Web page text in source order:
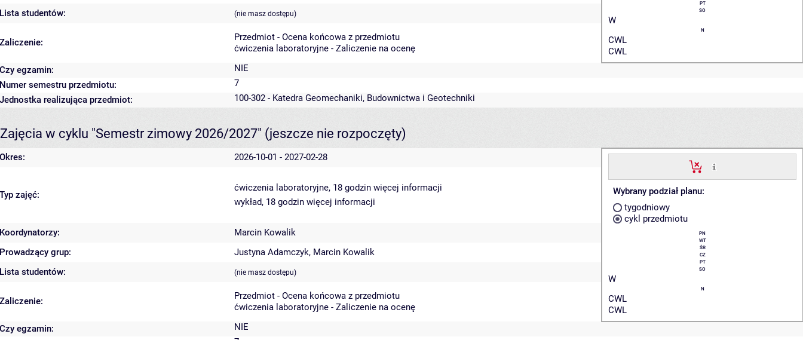
PT
SO
W
N
CWL
CWL
Lista studentów:
(nie masz dostępu)
Zaliczenie:
Przedmiot - Ocena końcowa z przedmiotu
ćwiczenia laboratoryjne - Zaliczenie na ocenę
Czy egzamin:
NIE
Numer semestru przedmiotu:
7
Jednostka realizująca przedmiot:
100-302 - Katedra Geomechaniki, Budownictwa i Geotechniki
Zajęcia w cyklu "Semestr zimowy 2026/2027" (jeszcze nie rozpoczęty)
Okres: 2026-10-01 - 2027-02-28
Wybrany podział planu:
tygodniowy
cykl przedmiotu
PN
WT
ŚR
CZ
PT
SO
W
N
CWL
CWL
Typ zajęć:
ćwiczenia laboratoryjne, 18 godzin więcej informacji
wykład, 18 godzin więcej informacji
Koordynatorzy:
Marcin Kowalik
Prowadzący grup:
Justyna Adamczyk, Marcin Kowalik
Lista studentów:
(nie masz dostępu)
Zaliczenie:
Przedmiot - Ocena końcowa z przedmiotu
ćwiczenia laboratoryjne - Zaliczenie na ocenę
Czy egzamin:
NIE